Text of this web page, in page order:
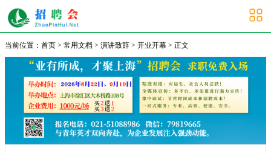
大学生招聘会
当前位置： 首页 > 常用文档 > 演讲致辞 > 开业开幕 > 正文